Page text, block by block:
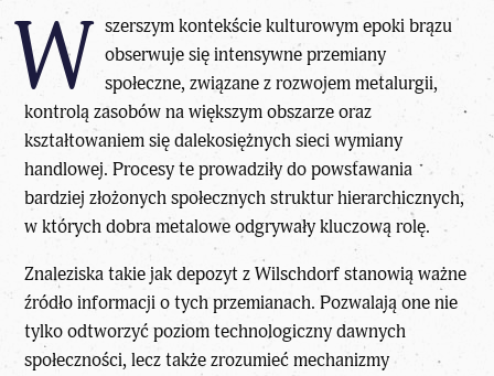
W szerszym kontekście kulturowymepoki brązu
obserwuje się intensywne przemiany
społeczne, związane z rozwojem metalurgii,
kontrolą zasobów na większym obszarze oraz
kształtowaniem się dalekosiężnych sieci wymiany
handlowej. Procesy te prowadziły do powstawania
bardziej złożonych społecznych struktur hierarchicznych,
w których dobra metalowe odgrywały kluczową rolę.
Znaleziska takie jak depozyt z Wilschdorf stanowią ważne
źródło informacji o tych przemianach. Pozwalają one nie
tylko odtworzyć poziom technologiczny dawnych
społeczności, lecz także zrozumieć mechanizmy